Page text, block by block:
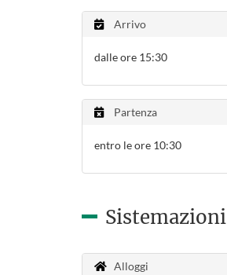
Arrivo
dalle ore 15:30
Partenza
entro le ore 10:30
Sistemazioni
Alloggi